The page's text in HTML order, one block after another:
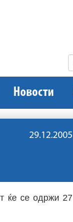
Новости
29.12.2005
ќе се одржи 27